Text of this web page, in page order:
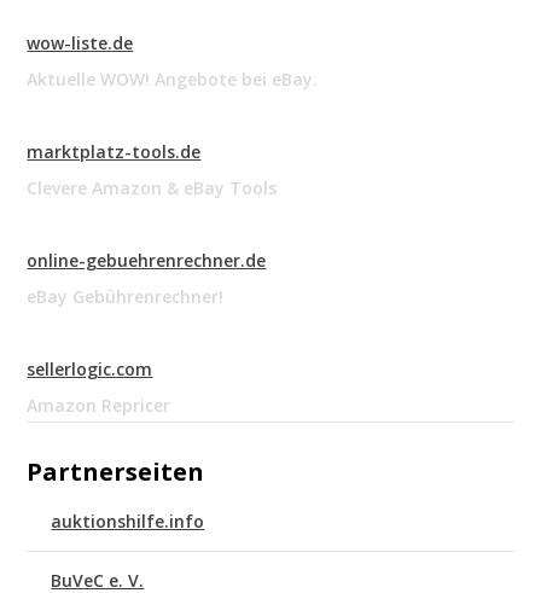
wow-liste.de
Aktuelle WOW! Angebote bei eBay.
marktplatz-tools.de
Clevere Amazon & eBay Tools
online-gebuehrenrechner.de
eBay Gebührenrechner!
sellerlogic.com
Amazon Repricer
Partnerseiten
auktionshilfe.info
BuVeC e. V.